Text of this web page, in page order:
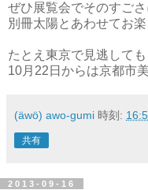
ぜひ展覧会でそのすご
別冊太陽とあわせてお
たとえ東京で見逃しても
10月22日からは京都市
(äwö) awo-gumi 時刻:
共有
2013-09-16